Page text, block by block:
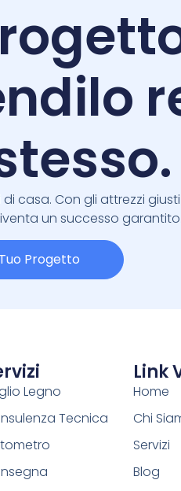
casa. Con gli attrezzi
un successo garantito.
Progetto
Legno
Tecnica
Link
Home
Chi
Servizi
Blog